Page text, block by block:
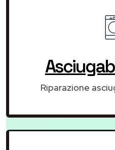
Riparazione